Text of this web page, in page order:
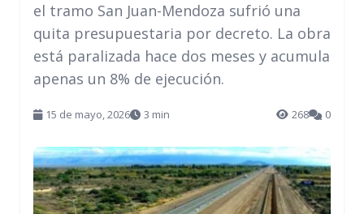
el tramo San Juan-Mendoza sufrió una
quita presupuestaria por decreto. La obra
está paralizada hace dos meses y acumula
apenas un 8% de ejecución.
15 de mayo, 2026 3 min 268 0